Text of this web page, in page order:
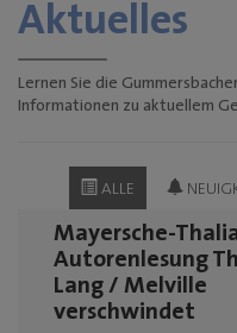
BUSINESS & PARTNER
Unternehmen
Aktuelles
Lernen Sie die
Informationen zu aktuellem
ALLE
Mayersche-Thalia
Autorenlesung
Lang / Melville
verschwindet